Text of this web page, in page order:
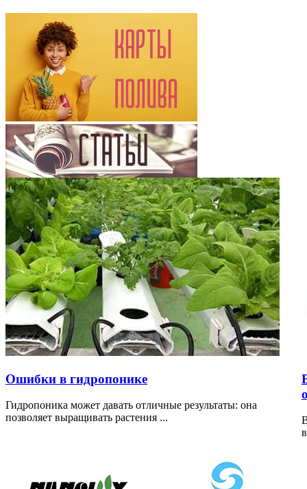
Ошибки в гидропонике
Гидропоника может давать отличные результаты: она
позволяет выращивать растения ...